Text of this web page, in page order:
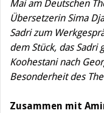
Mai am Deutschen
Übersetzerin Sima
Sadri zum
dem Stück, das Sadri
Koohestani nach
Besonderheit des
Zusammen mit